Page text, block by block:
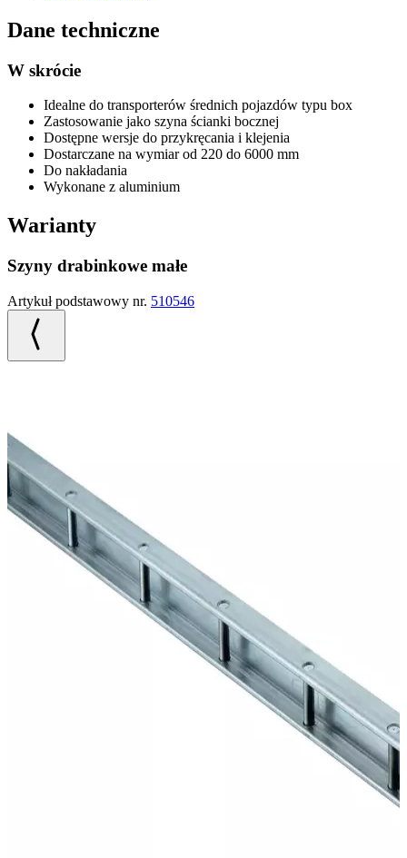
Dane techniczne
W skrócie
Idealne do transporterów średnich pojazdów typu box
Zastosowanie jako szyna ścianki bocznej
Dostępne wersje do przykręcania i klejenia
Dostarczane na wymiar od 220 do 6000 mm
Do nakładania
Wykonane z aluminium
Warianty
Szyny drabinkowe małe
Artykuł podstawowy nr. 510546